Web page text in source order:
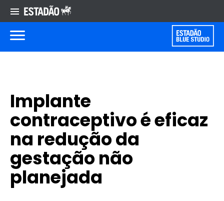
Implante
contraceptivo é eficaz
na redução da
gestação não
planejada